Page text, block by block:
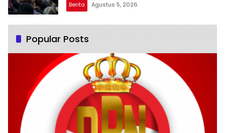
Berita Agustus 5, 2026
Popular Posts